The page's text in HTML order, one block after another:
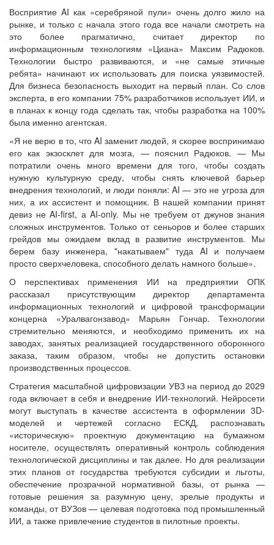
Восприятие AI как «серебряной пули» очень долго жило на
рынке, и только с начала этого года все начали смотреть на
это более прагматично, считает директор по
информационным технологиям «Циана» Максим Радюков.
Технологии быстро развиваются, и «не самые этичные
ребята» начинают их использовать для поиска уязвимостей.
Для бизнеса безопасность выходит на первый план. Со слов
эксперта, в его компании 75% разработчиков использует ИИ, и
в планах к концу года сделать так, чтобы разработка на 100%
была именно агентская.
«Я не верю в то, что AI заменит людей, я скорее воспринимаю
его как экзосклет для мозга, — пояснил Радюков. — Мы
потратили очень много времени для того, чтобы создать
нужную культурную среду, чтобы снять ключевой барьер
внедрения технологий, и люди поняли: AI — это не угроза для
них, а их ассистент и помощник. В нашей компании принят
девиз не AI-first, а AI-only. Мы не требуем от джунов знания
сложных инструментов. Только от сеньоров и более старших
грейдов мы ожидаем вклад в развитие инструментов. Мы
берем базу инженера, "накатываем" туда AI и получаем
просто сверхчеловека, способного делать намного больше».
О перспективах применения ИИ на предприятии ОПК
рассказал присутствующим директор департамента
информационных технологий и цифровой трансформации
концерна «Уралвагонзавод» Марьян Гончар. Технологии
стремительно меняются, и необходимо применить их на
заводах, занятых реализацией государственного оборонного
заказа, таким образом, чтобы не допустить остановки
производственных процессов.
Стратегия масштабной цифровизации УВЗ на период до 2029
года включает в себя и внедрение ИИ-технологий. Нейросети
могут выступать в качестве ассистента в оформлении 3D-
моделей и чертежей согласно ЕСКД, распознавать
«историческую» проектную документацию на бумажном
носителе, осуществлять оперативный контроль соблюдения
технологической дисциплины и так далее. Но для реализации
этих планов от государства требуются субсидии и льготы,
обеспечение прозрачной нормативной базы, от рынка —
готовые решения за разумную цену, зрелые продукты и
команды, от ВУЗов — целевая подготовка под промышленный
ИИ, а также привлечение студентов в пилотные проекты.